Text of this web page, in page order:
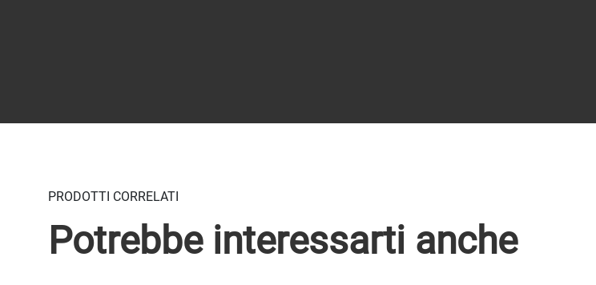
PRODOTTI CORRELATI
Potrebbe interessarti anche